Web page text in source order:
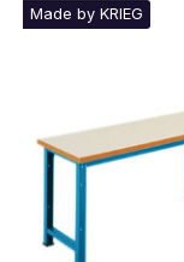
Made by KRIEG